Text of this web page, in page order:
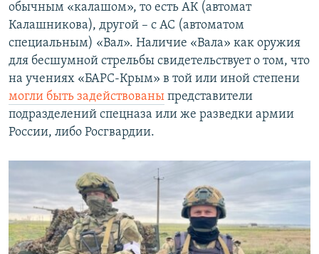
обычным «калашом», то есть АК (автомат
Калашникова), другой – с АС (автоматом
специальным) «Вал». Наличие «Вала» как оружия
для бесшумной стрельбы свидетельствует о том, что
на учениях «БАРС-Крым» в той или иной степени
могли быть задействованы представители
подразделений спецназа или же разведки армии
России, либо Росгвардии.